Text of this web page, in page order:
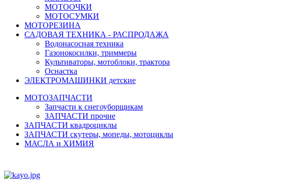
МОТООЧКИ
МОТОСУМКИ
МОТОРЕЗИНА
САДОВАЯ ТЕХНИКА - РАСПРОДАЖА
Водонасосная техника
Газонокосилки, триммеры
Культиваторы, мотоблоки, трактора
Оснастка
ЭЛЕКТРОМАШИНКИ детские
МОТОЗАПЧАСТИ
Запчасти к снегоуборщикам
ЗАПЧАСТИ прочие
ЗАПЧАСТИ квадроциклы
ЗАПЧАСТИ скутеры, мопеды, мотоциклы
МАСЛА и ХИМИЯ